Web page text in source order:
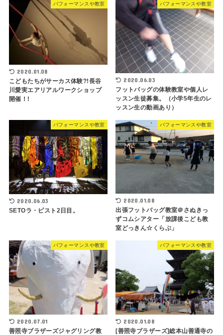
パフォーマンスや教室
2020.01.08
こどもたちがサーカス体験?!長谷
川愛実エアリアルワークショップ
開催！!
パフォーマンスや教室
2020.06.03
フットバッグの体験教室や個人レ
ッスン生徒募集。（小学5年生のレ
ッスン生の動画あり）
パフォーマンスや教室
2020.06.03
SETOラ・ピスト2日目。
パフォーマンスや教室
2020.01.08
出張フットバッグ教室＠さぬきっ
ずコムシアター「放課後こども教
室どっきん☆くらぶ」
パフォーマンスや教室
2020.07.01
善照寺ブラザーズジャグリング教
パフォーマンスや教室
2020.01.08
[善照寺ブラザーズ]総本山善通寺の